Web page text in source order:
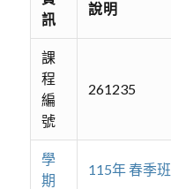
訊
說明
課
程
編
號
261235
學
期
115年 春季班